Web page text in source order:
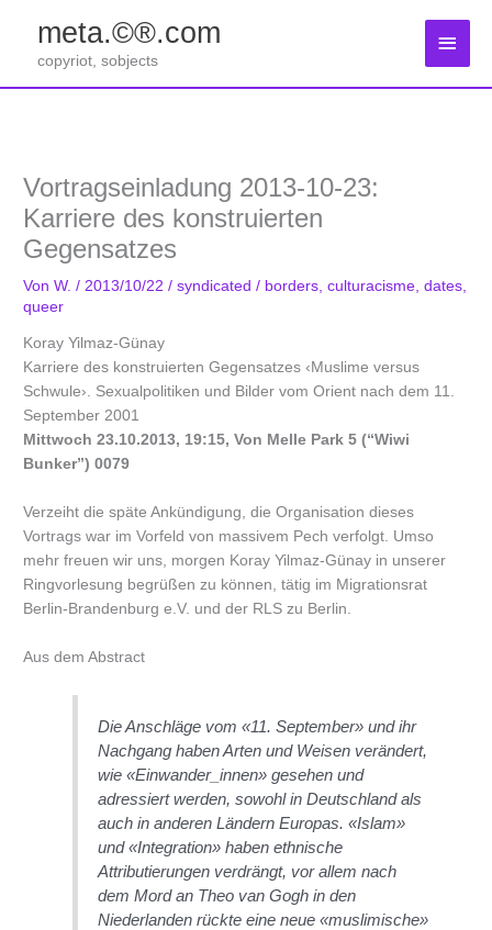
springen
meta.©®.com
copyriot, sobjects
Vortragseinladung 2013-10-23:
Karriere des konstruierten
Gegensatzes
VonW./ 2013/10/22/syndicated / borders ,culturacisme ,dates
queer
Koray Yilmaz-Günay
Karriere des konstruierten Gegensatzes ‹Muslime versus
Schwule›. Sexualpolitiken und Bilder vom Orient nach dem 11.
September 2001
Mittwoch 23.10.2013, 19:15, Von Melle Park 5 (“Wiwi
Bunker”) 0079
Verzeiht die späte Ankündigung, die Organisation dieses
Vortrags war im Vorfeld von massivem Pech verfolgt. Umso
mehr freuen wir uns, morgen Koray Yilmaz-Günay in unserer
Ringvorlesung begrüßen zu können, tätig im Migrationsrat
Berlin-Brandenburg e.V. und der RLS zu Berlin.
Aus dem Abstract
Die Anschläge vom «11. September» und ihr
Nachgang haben Arten und Weisen verändert,
wie «Einwander_innen» gesehen und
adressiert werden, sowohl in Deutschland als
auch in anderen Ländern Europas. «Islam»
und «Integration» haben ethnische
Attributierungen verdrängt, vor allem nach
dem Mord an Theo van Gogh in den
Niederlanden rückte eine neue «muslimische»